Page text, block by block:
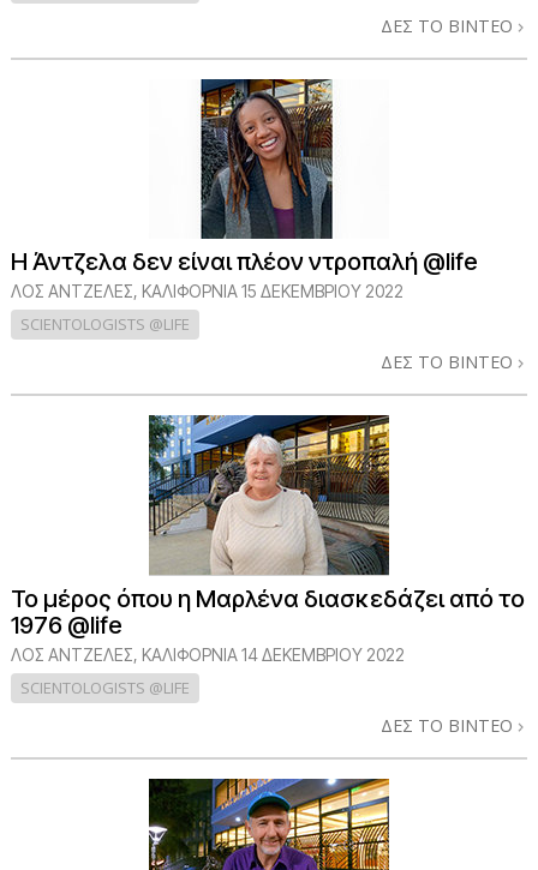
ΔΕΣ ΤΟ ΒΙΝΤΕΟ
Η Άντζελα δεν είναι πλέον ντροπαλή @life
ΛΟΣ ΆΝΤΖΕΛΕΣ, ΚΑΛΙΦΌΡΝΙΑ15 ΔΕΚΕΜΒΡΙΟΥ 2022
SCIENTOLOGISTS @LIFE
ΔΕΣ ΤΟ ΒΙΝΤΕΟ
Το μέρος όπου η Μαρλένα διασκεδάζει από το
1976 @life
ΛΟΣ ΆΝΤΖΕΛΕΣ, ΚΑΛΙΦΌΡΝΙΑ14 ΔΕΚΕΜΒΡΙΟΥ 2022
SCIENTOLOGISTS @LIFE
ΔΕΣ ΤΟ ΒΙΝΤΕΟ